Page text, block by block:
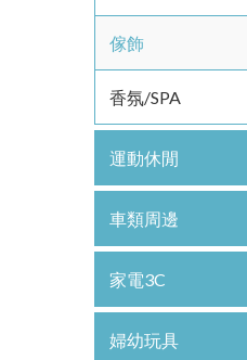
傢飾
香氛/SPA
運動休閒
車類周邊
家電3C
婦幼玩具